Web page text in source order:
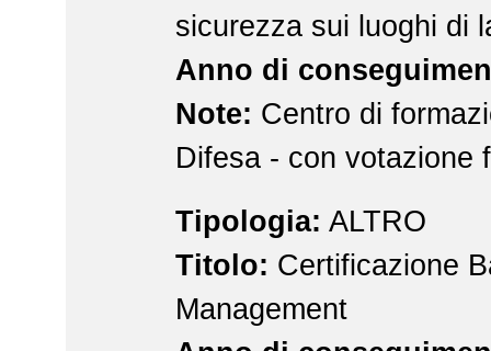
sicurezza sui luoghi di
Anno di
Note: Centro di
Difesa - con votazione
Tipologia: ALTRO
Titolo: Certificazione
Management